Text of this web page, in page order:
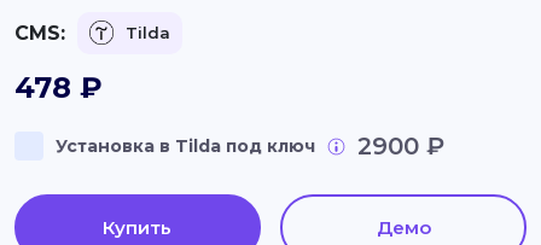
Контакты
CMS: Tilda
478 ₽
Установка в Tilda под ключ 2900 ₽
Купить Демо